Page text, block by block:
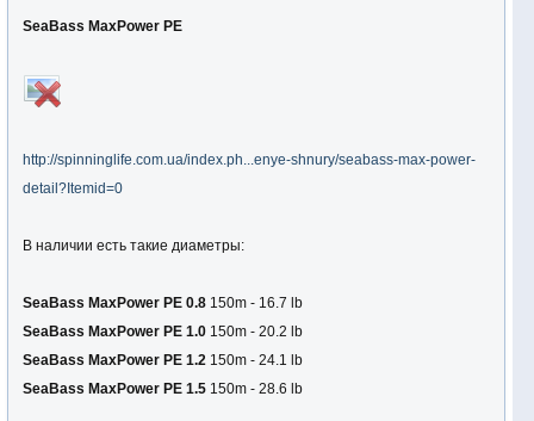
SeaBass MaxPower PE
http://spinninglife.com.ua/index.ph...enye-shnury/seabass-max-power-
detail?Itemid=0
В наличии есть такие диаметры:
SeaBass MaxPower PE 0.8 150m - 16.7 lb
SeaBass MaxPower PE 1.0 150m - 20.2 lb
SeaBass MaxPower PE 1.2 150m - 24.1 lb
SeaBass MaxPower PE 1.5 150m - 28.6 lb